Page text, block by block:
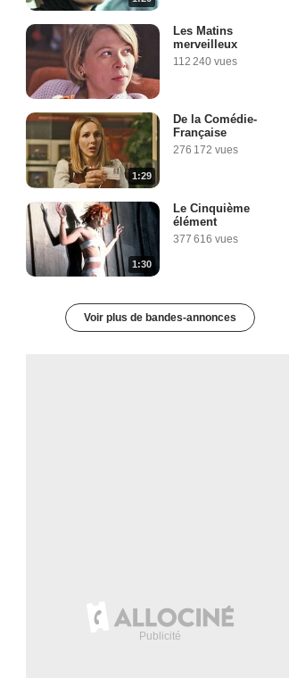
Les Matins
merveilleux
112 240 vues
1:29
De la Comédie-
Française
276 172 vues
1:30
Le Cinquième
élément
377 616 vues
Voir plus de bandes-annonces